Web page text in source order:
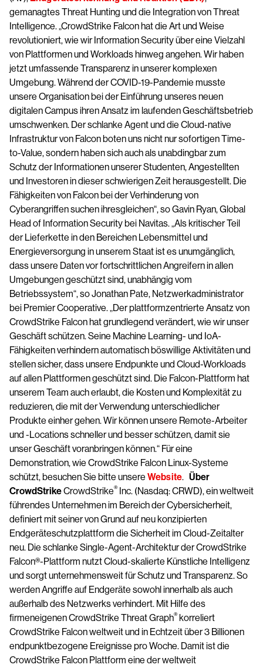
gemanagtes Threat Hunting und die Integration von Threat
Intelligence. „CrowdStrike Falcon hat die Art und Weise
revolutioniert, wie wir Information Security über eine Vielzahl
von Plattformen und Workloads hinweg angehen. Wir haben
jetzt umfassende Transparenz in unserer komplexen
Umgebung. Während der COVID-19-Pandemie musste
unsere Organisation bei der Einführung unseres neuen
digitalen Campus ihren Ansatz im laufenden Geschäftsbetrieb
umschwenken. Der schlanke Agent und die Cloud-native
Infrastruktur von Falcon boten uns nicht nur sofortigen Time-
to-Value, sondern haben sich auch als unabdingbar zum
Schutz der Informationen unserer Studenten, Angestellten
und Investoren in dieser schwierigen Zeit herausgestellt. Die
Fähigkeiten von Falcon bei der Verhinderung von
Cyberangriffen suchen ihresgleichen“, so Gavin Ryan, Global
Head of Information Security bei Navitas. „Als kritischer Teil
der Lieferkette in den Bereichen Lebensmittel und
Energieversorgung in unserem Staat ist es unumgänglich,
dass unsere Daten vor fortschrittlichen Angreifern in allen
Umgebungen geschützt sind, unabhängig vom
Betriebssystem“, so Jonathan Pate, Netzwerkadministrator
bei Premier Cooperative. „Der plattformzentrierte Ansatz von
CrowdStrike Falcon hat grundlegend verändert, wie wir unser
Geschäft schützen. Seine Machine Learning- und IoA-
Fähigkeiten verhindern automatisch böswillige Aktivitäten und
stellen sicher, dass unsere Endpunkte und Cloud-Workloads
auf allen Plattformen geschützt sind. Die Falcon-Plattform hat
unserem Team auch erlaubt, die Kosten und Komplexität zu
reduzieren, die mit der Verwendung unterschiedlicher
Produkte einher gehen. Wir können unsere Remote-Arbeiter
und -Locations schneller und besser schützen, damit sie
unser Geschäft voranbringen können.“ Für eine
Demonstration, wie CrowdStrike Falcon Linux-Systeme
schützt, besuchen Sie bitte unsere Website. Über
CrowdStrikeCrowdStrike® Inc. (Nasdaq: CRWD), ein weltweit
führendes Unternehmen im Bereich der Cybersicherheit,
definiert mit seiner von Grund auf neu konzipierten
Endgeräteschutzplattform die Sicherheit im Cloud-Zeitalter
neu. Die schlanke Single-Agent-Architektur der CrowdStrike
Falcon®-Plattform nutzt Cloud-skalierte Künstliche Intelligenz
und sorgt unternehmensweit für Schutz und Transparenz. So
werden Angriffe auf Endgeräte sowohl innerhalb als auch
außerhalb des Netzwerks verhindert. Mit Hilfe des
firmeneigenen CrowdStrike Threat Graph® korreliert
CrowdStrike Falcon weltweit und in Echtzeit über 3 Billionen
endpunktbezogene Ereignisse pro Woche. Damit ist die
CrowdStrike Falcon Plattform eine der weltweit